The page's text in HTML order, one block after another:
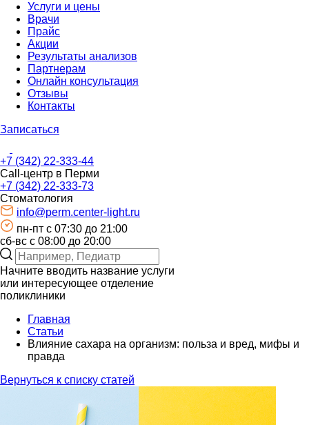
Услуги и цены
Врачи
Прайс
Акции
Результаты анализов
Партнерам
Онлайн консультация
Отзывы
Контакты
Записаться
+7 (342) 22-333-44
Call-центр в Перми
+7 (342) 22-333-73
Стоматология
info@perm.center-light.ru
пн-пт c 07:30 до 21:00
сб-вс с 08:00 до 20:00
Начните вводить название услуги
или интересующее отделение
поликлиники
Главная
Статьи
Влияние сахара на организм: польза и вред, мифы и
правда
Вернуться к списку статей